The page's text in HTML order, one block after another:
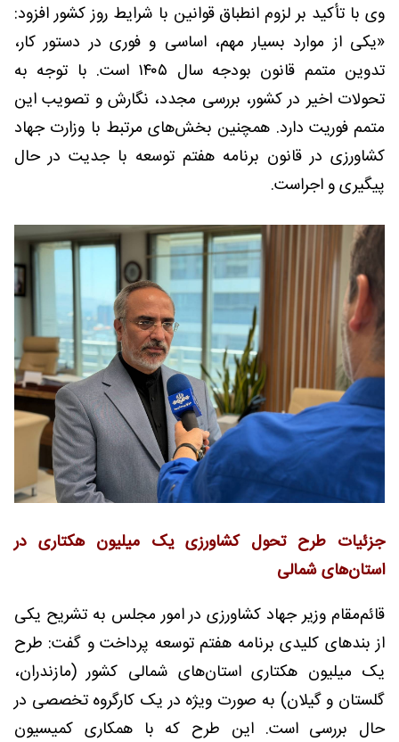
وی با تأکید بر لزوم انطباق قوانین با شرایط روز کشور افزود:
«یکی از موارد بسیار مهم، اساسی و فوری در دستور کار،
تدوین متمم قانون بودجه سال ۱۴۰۵ است. با توجه به
تحولات اخیر در کشور، بررسی مجدد، نگارش و تصویب این
متمم فوریت دارد. همچنین بخش‌های مرتبط با وزارت جهاد
کشاورزی در قانون برنامه هفتم توسعه با جدیت در حال
پیگیری و اجراست.
جزئیات طرح تحول کشاورزی یک میلیون هکتاری در
استان‌های شمالی
قائم‌مقام وزیر جهاد کشاورزی در امور مجلس به تشریح یکی
از بندهای کلیدی برنامه هفتم توسعه پرداخت و گفت: طرح
یک میلیون هکتاری استان‌های شمالی کشور (مازندران،
گلستان و گیلان) به صورت ویژه در یک کارگروه تخصصی در
حال بررسی است. این طرح که با همکاری کمیسیون